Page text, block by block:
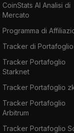
CoinStats AI Analisi di
Mercato
Programma di
Tracker di Portafoglio
Tracker Portafoglio
Starknet
Tracker Portafoglio
Tracker Portafoglio
Arbitrum
Tracker Portafoglio